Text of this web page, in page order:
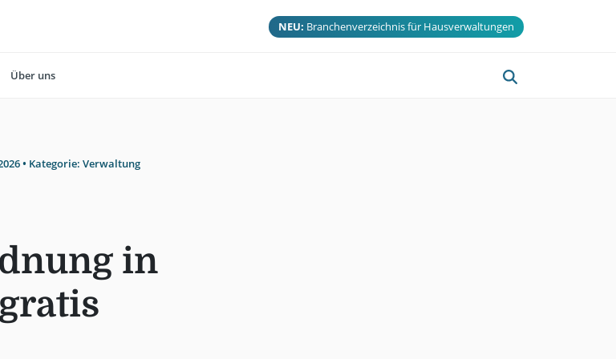
NEU: Branchenverzeichnis für Hausverwaltungen
Über uns
• Kategorie: Verwaltung
in